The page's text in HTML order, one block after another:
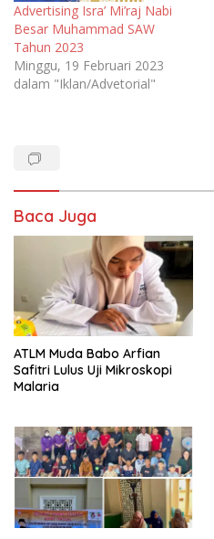
Advertising Isra’ Mi’raj Nabi
Besar Muhammad SAW
Tahun 2023
Minggu, 19 Februari 2023
dalam "Iklan/Advetorial"
Baca Juga
ATLM Muda Babo Arfian
Safitri Lulus Uji Mikroskopi
Malaria